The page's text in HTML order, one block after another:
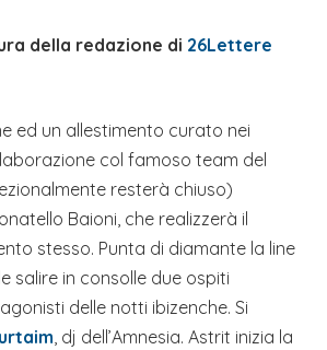
della redazione di 26Lettere
ed un allestimento curato nei
col famoso team del
resterà chiuso)
Baioni, che realizzerà il
stesso. Punta di diamante la line
salire in consolle due ospiti
delle notti ibizenche. Si
, dj dell’Amnesia. Astrit inizia la